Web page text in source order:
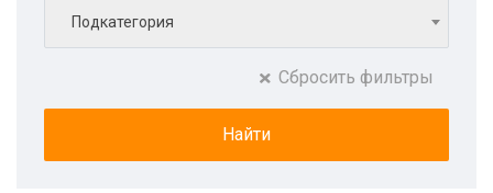
Подкатегория
Сбросить фильтры